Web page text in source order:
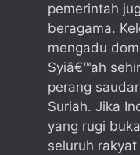
pemerintah
beragama.
mengadu
Syiâ€™ah
perang
Suriah. Jika
yang rugi
seluruh